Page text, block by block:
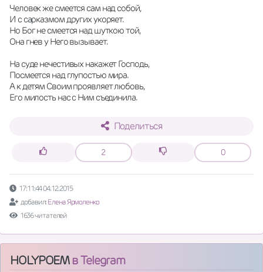
Человек же смеется сам над собой,
И с сарказмом других укоряет.
Но Бог не смеется над шуткою той,
Она гнев у Него вызывает.
На суде нечестивых накажет Господь,
Посмеется над глупостью мира.
А к детям Своим проявляет любовь,
Его милость нас с Ним съединила.
Поделиться
2 0
17:11:44 04.12.2015
добавил: Елена Ярмоленко
1636 читателей
HOLYPOEMв Telegram